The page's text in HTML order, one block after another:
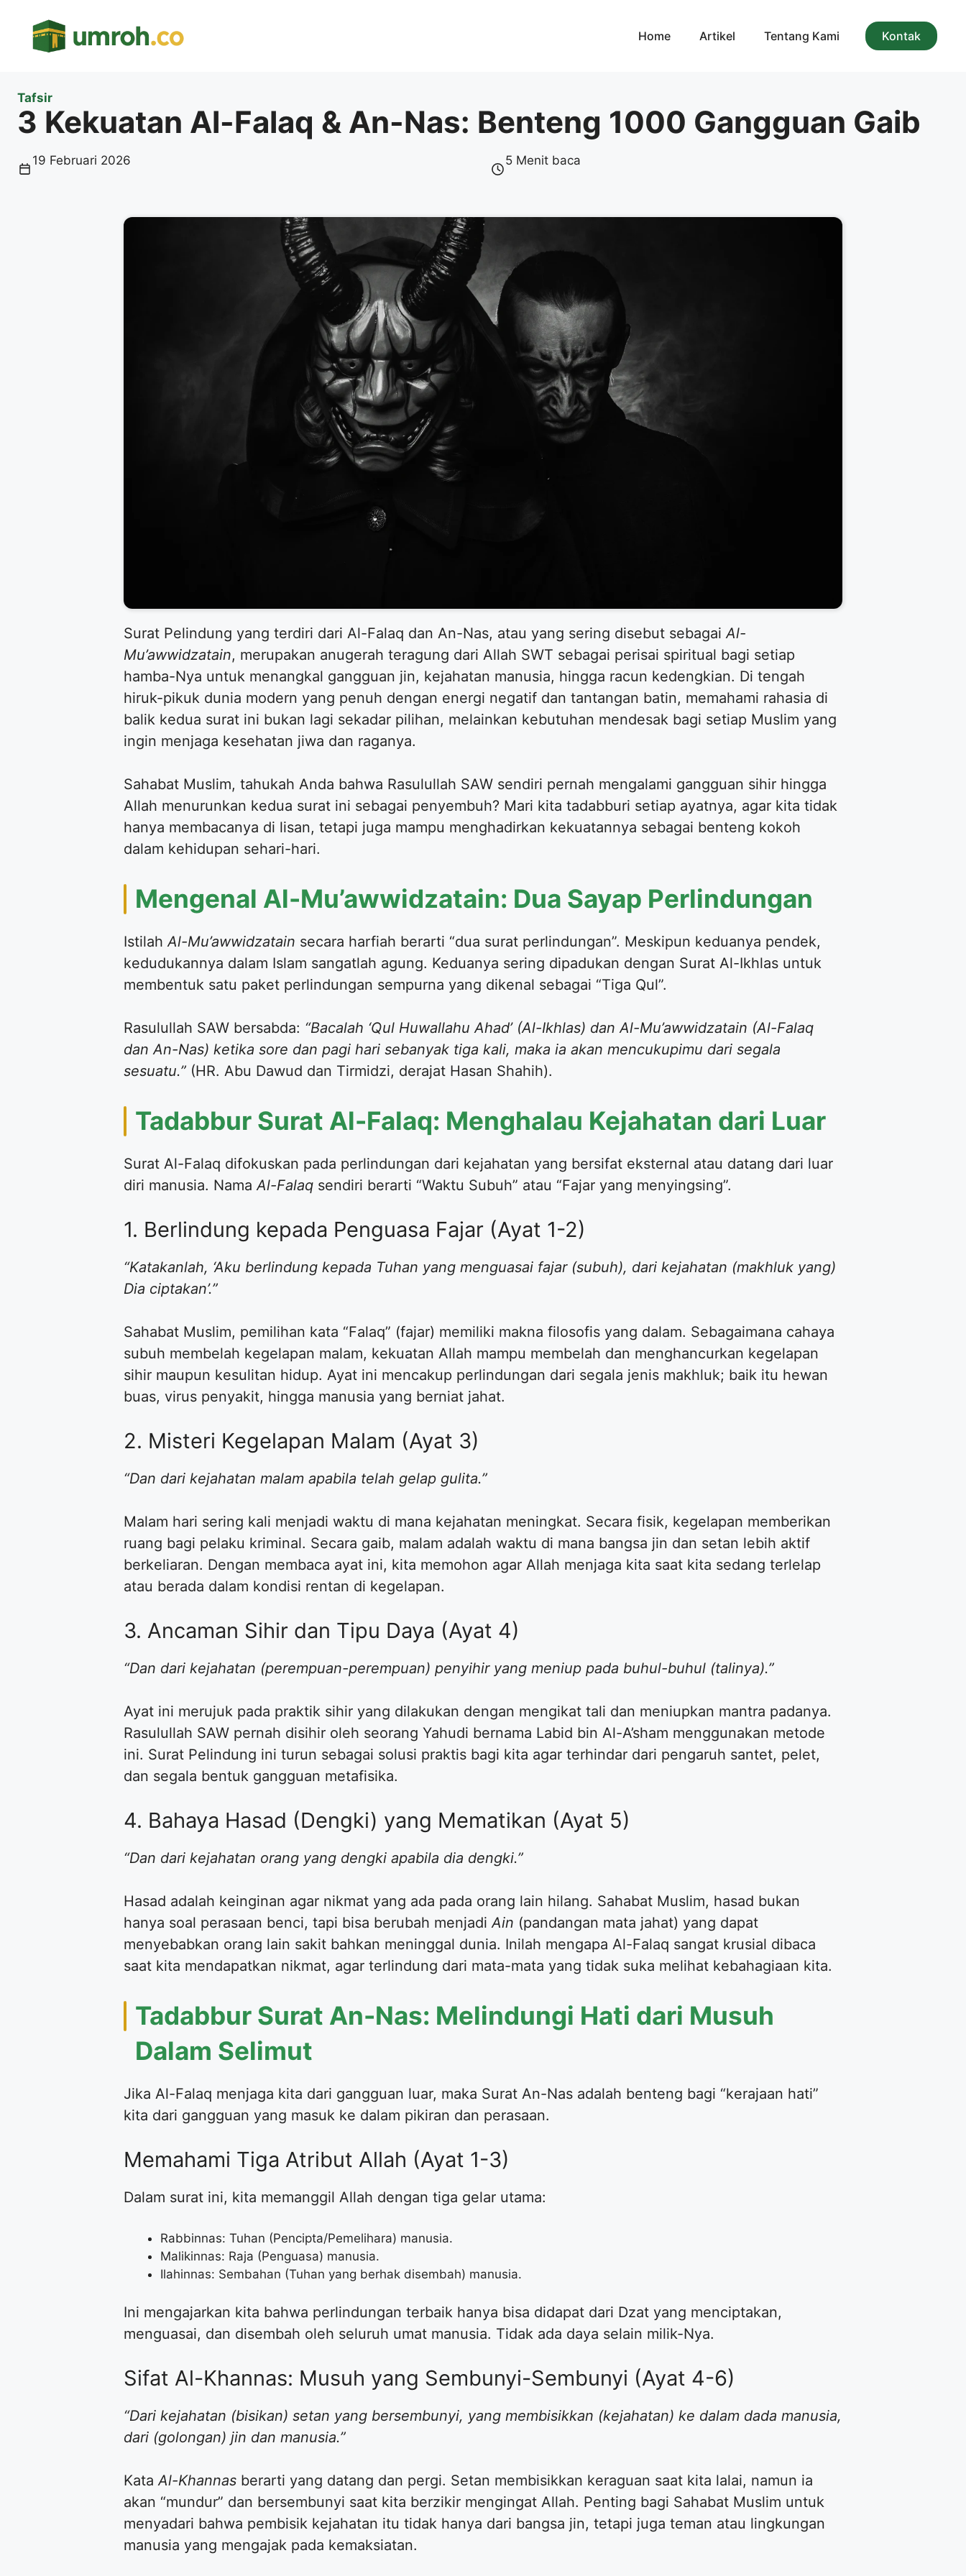
Home Artikel Tentang Kami Kontak
Tafsir
3 Kekuatan Al-Falaq & An-Nas: Benteng 1000 Gangguan Gaib
19 Februari 2026 5 Menit baca
Surat Pelindung yang terdiri dari Al-Falaq dan An-Nas, atau yang sering disebut sebagaiAl-
Mu’awwidzatain, merupakan anugerah teragung dari Allah SWT sebagai perisai spiritual bagi setiap
hamba-Nya untuk menangkal gangguan jin, kejahatan manusia, hingga racun kedengkian. Di tengah
hiruk-pikuk dunia modern yang penuh dengan energi negatif dan tantangan batin, memahami rahasia di
balik kedua surat ini bukan lagi sekadar pilihan, melainkan kebutuhan mendesak bagi setiap Muslim yang
ingin menjaga kesehatan jiwa dan raganya.
Sahabat Muslim, tahukah Anda bahwa Rasulullah SAW sendiri pernah mengalami gangguan sihir hingga
Allah menurunkan kedua surat ini sebagai penyembuh? Mari kita tadabburi setiap ayatnya, agar kita tidak
hanya membacanya di lisan, tetapi juga mampu menghadirkan kekuatannya sebagai benteng kokoh
dalam kehidupan sehari-hari.
Mengenal Al-Mu’awwidzatain: Dua Sayap Perlindungan
IstilahAl-Mu’awwidzatain secara harfiah berarti “dua surat perlindungan”. Meskipun keduanya pendek,
kedudukannya dalam Islam sangatlah agung. Keduanya sering dipadukan dengan Surat Al-Ikhlas untuk
membentuk satu paket perlindungan sempurna yang dikenal sebagai “Tiga Qul”.
Rasulullah SAW bersabda: “Bacalah ‘Qul Huwallahu Ahad’ (Al-Ikhlas) dan Al-Mu’awwidzatain (Al-Falaq
dan An-Nas) ketika sore dan pagi hari sebanyak tiga kali, maka ia akan mencukupimu dari segala
sesuatu.” (HR. Abu Dawud dan Tirmidzi, derajat Hasan Shahih).
Tadabbur Surat Al-Falaq: Menghalau Kejahatan dari Luar
Surat Al-Falaq difokuskan pada perlindungan dari kejahatan yang bersifat eksternal atau datang dari luar
diri manusia. NamaAl-Falaq sendiri berarti “Waktu Subuh” atau “Fajar yang menyingsing”.
1. Berlindung kepada Penguasa Fajar (Ayat 1-2)
“Katakanlah, ‘Aku berlindung kepada Tuhan yang menguasai fajar (subuh), dari kejahatan (makhluk yang)
Dia ciptakan’.”
Sahabat Muslim, pemilihan kata “Falaq” (fajar) memiliki makna filosofis yang dalam. Sebagaimana cahaya
subuh membelah kegelapan malam, kekuatan Allah mampu membelah dan menghancurkan kegelapan
sihir maupun kesulitan hidup. Ayat ini mencakup perlindungan dari segala jenis makhluk; baik itu hewan
buas, virus penyakit, hingga manusia yang berniat jahat.
2. Misteri Kegelapan Malam (Ayat 3)
“Dan dari kejahatan malam apabila telah gelap gulita.”
Malam hari sering kali menjadi waktu di mana kejahatan meningkat. Secara fisik, kegelapan memberikan
ruang bagi pelaku kriminal. Secara gaib, malam adalah waktu di mana bangsa jin dan setan lebih aktif
berkeliaran. Dengan membaca ayat ini, kita memohon agar Allah menjaga kita saat kita sedang terlelap
atau berada dalam kondisi rentan di kegelapan.
3. Ancaman Sihir dan Tipu Daya (Ayat 4)
“Dan dari kejahatan (perempuan-perempuan) penyihir yang meniup pada buhul-buhul (talinya).”
Ayat ini merujuk pada praktik sihir yang dilakukan dengan mengikat tali dan meniupkan mantra padanya.
Rasulullah SAW pernah disihir oleh seorang Yahudi bernama Labid bin Al-A’sham menggunakan metode
ini. Surat Pelindung ini turun sebagai solusi praktis bagi kita agar terhindar dari pengaruh santet, pelet,
dan segala bentuk gangguan metafisika.
4. Bahaya Hasad (Dengki) yang Mematikan (Ayat 5)
“Dan dari kejahatan orang yang dengki apabila dia dengki.”
Hasad adalah keinginan agar nikmat yang ada pada orang lain hilang. Sahabat Muslim, hasad bukan
hanya soal perasaan benci, tapi bisa berubah menjadiAin (pandangan mata jahat) yang dapat
menyebabkan orang lain sakit bahkan meninggal dunia. Inilah mengapa Al-Falaq sangat krusial dibaca
saat kita mendapatkan nikmat, agar terlindung dari mata-mata yang tidak suka melihat kebahagiaan kita.
Tadabbur Surat An-Nas: Melindungi Hati dari Musuh
Dalam Selimut
Jika Al-Falaq menjaga kita dari gangguan luar, maka Surat An-Nas adalah benteng bagi “kerajaan hati”
kita dari gangguan yang masuk ke dalam pikiran dan perasaan.
Memahami Tiga Atribut Allah (Ayat 1-3)
Dalam surat ini, kita memanggil Allah dengan tiga gelar utama:
Rabbinnas: Tuhan (Pencipta/Pemelihara) manusia.
Malikinnas: Raja (Penguasa) manusia.
Ilahinnas: Sembahan (Tuhan yang berhak disembah) manusia.
Ini mengajarkan kita bahwa perlindungan terbaik hanya bisa didapat dari Dzat yang menciptakan,
menguasai, dan disembah oleh seluruh umat manusia. Tidak ada daya selain milik-Nya.
Sifat Al-Khannas: Musuh yang Sembunyi-Sembunyi (Ayat 4-6)
“Dari kejahatan (bisikan) setan yang bersembunyi, yang membisikkan (kejahatan) ke dalam dada manusia,
dari (golongan) jin dan manusia.”
KataAl-Khannas berarti yang datang dan pergi. Setan membisikkan keraguan saat kita lalai, namun ia
akan “mundur” dan bersembunyi saat kita berzikir mengingat Allah. Penting bagi Sahabat Muslim untuk
menyadari bahwa pembisik kejahatan itu tidak hanya dari bangsa jin, tetapi juga teman atau lingkungan
manusia yang mengajak pada kemaksiatan.